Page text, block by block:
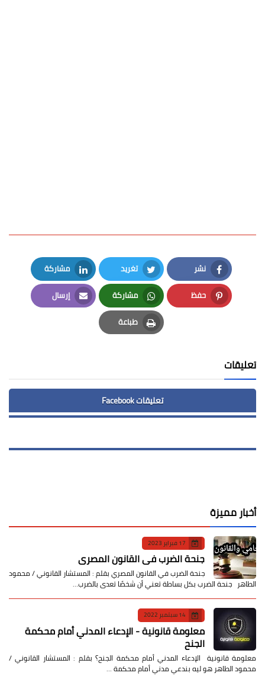
نشر
Facebook
تغريد
Twitter
مشاركة
LinkedIn
حفظ
Pinterest
مشاركة
Whatsapp
إرسال
Email
طباعة
Print
تعليقات
تعليقات Facebook
أخبار مميزة
17 فبراير 2023
جنحة الضرب في القانون المصري
جنحة الضرب في القانون المصري بقلم : المستشار القانوني / محمود
الطاهر جنحة الضرب بكل بساطة تعني أن شخصًا تعدى بالضرب…
14 سبتمبر 2022
معلومة قانونية - الإدعاء المدني أمام محكمة
الجنح
معلومة قانونية الإدعاء المدني أمام محكمة الجنح؟ بقلم : المستشار القانوني /
محمود الطاهر هو ليه بندعي مدني أمام محكمة …